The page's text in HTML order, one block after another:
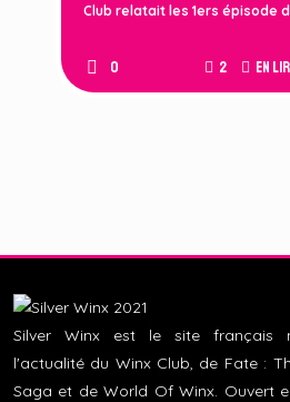
Club relatait les 1ers épisode
0 2 En
Silver Winx est le site français
l'actualité du Winx Club, de Fate :
Saga et de World Of Winx. Ouvert